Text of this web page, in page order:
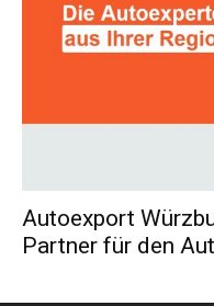
Autoexport
Partner für den